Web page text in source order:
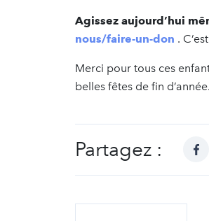
Agissez aujourd’hui
nous/faire-un-don .
Merci pour tous ces
belles fêtes de fin d’année.
Partagez :